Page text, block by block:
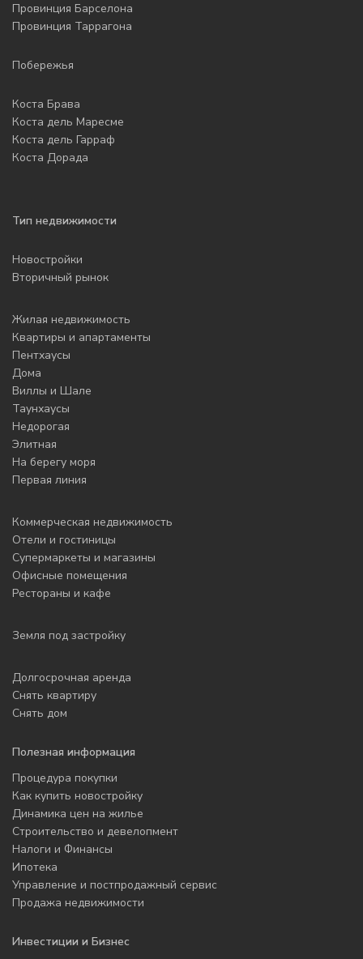
Провинция Барселона
Провинция Таррагона
Побережья
Коста Брава
Коста дель Маресме
Коста дель Гарраф
Коста Дорада
Тип недвижимости
Новостройки
Вторичный рынок
Жилая недвижимость
Квартиры и апартаменты
Пентхаусы
Дома
Виллы и Шале
Таунхаусы
Недорогая
Элитная
На берегу моря
Первая линия
Коммерческая недвижимость
Отели и гостиницы
Супермаркеты и магазины
Офисные помещения
Рестораны и кафе
Земля под застройку
Долгосрочная аренда
Снять квартиру
Снять дом
Полезная информация
Процедура покупки
Как купить новостройку
Динамика цен на жилье
Строительство и девелопмент
Налоги и Финансы
Ипотека
Управление и постпродажный сервис
Продажа недвижимости
Инвестиции и Бизнес